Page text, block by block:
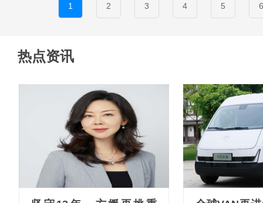
1 2 3 4 5 6
热点资讯